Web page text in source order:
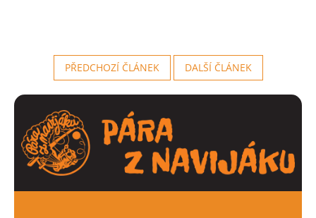
PŘEDCHOZÍ ČLÁNEK DALŠÍ ČLÁNEK